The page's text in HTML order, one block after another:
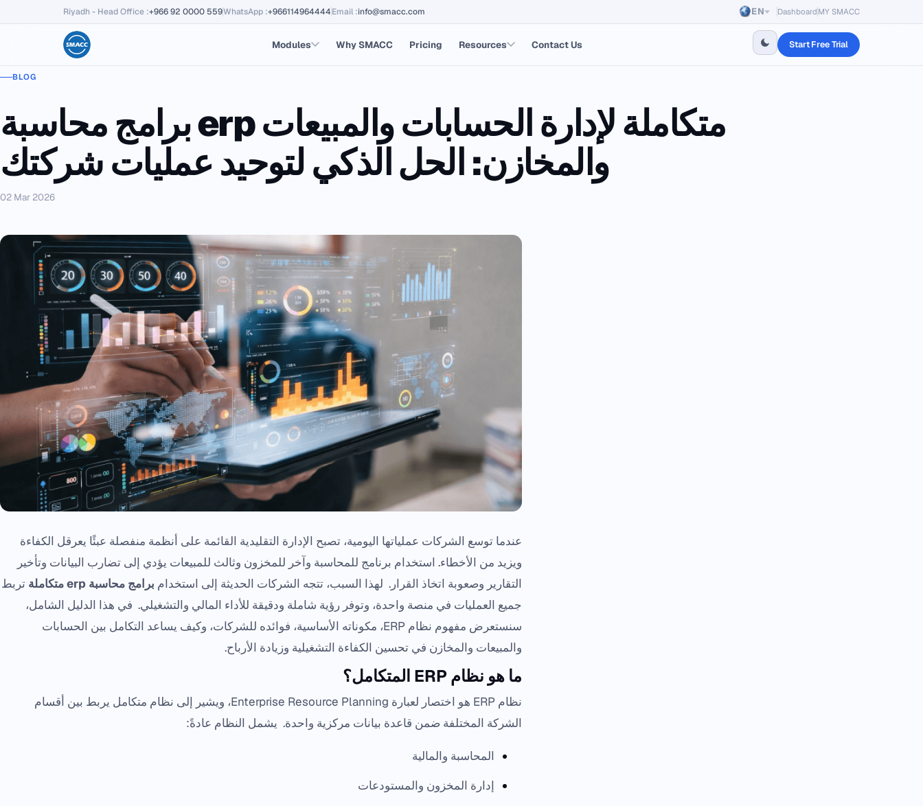
Riyadh - Head Office :+966 92 0000 559WhatsApp :+966114964444Email :info@smacc.com EN Dashboard MY SMACC
Modules Why SMACC Pricing Resources Contact Us Start Free Trial
BLOG
برامج محاسبة erp متكاملة لإدارة الحسابات والمبيعات
والمخازن: الحل الذكي لتوحيد عمليات شركتك
02 Mar 2026
عندما توسع الشركات عملياتها اليومية، تصبح الإدارة التقليدية القائمة على أنظمة منفصلة عبئًا يعرقل الكفاءة
ويزيد من الأخطاء. استخدام برنامج للمحاسبة وآخر للمخزون وثالث للمبيعات يؤدي إلى تضارب البيانات وتأخير
التقارير وصعوبة اتخاذ القرار. لهذا السبب، تتجه الشركات الحديثة إلى استخدام برامج محاسبة erp متكاملة
تربط
جميع العمليات في منصة واحدة، وتوفر رؤية شاملة ودقيقة للأداء المالي والتشغيلي. في هذا الدليل الشامل،
سنستعرض مفهوم نظام ERP، مكوناته الأساسية، فوائده للشركات، وكيف يساعد التكامل بين الحسابات
والمبيعات والمخازن في تحسين الكفاءة التشغيلية وزيادة الأرباح.
ما هو نظام ERP المتكامل؟
نظام ERP هو اختصار لعبارة Enterprise Resource Planning، ويشير إلى نظام متكامل يربط بين أقسام
الشركة المختلفة ضمن قاعدة بيانات مركزية واحدة. يشمل النظام عادةً:
المحاسبة والمالية
إدارة المخزون والمستودعات